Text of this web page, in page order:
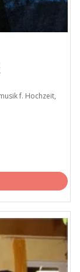
f. Hochzeit,